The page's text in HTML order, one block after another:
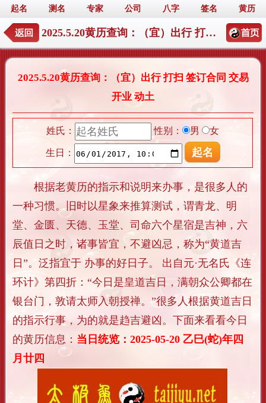
起名 测名 专家 公司 八字 签名 黄历
2025.5.20黄历查询：（宜）出行 打扫 签订合同 交易 开业 动土
2025.5.20黄历查询：（宜）出行 打扫 签订合同 交易
开业 动土
姓氏： 性别： 男 女
生日：
根据老黄历的指示和说明来办事，是很多人的
一种习惯。旧时以星象来推算测试，谓青龙、明
堂、金匮、天德、玉堂、司命六个星宿是吉神，六
辰值日之时，诸事皆宜，不避凶忌，称为“黄道吉
日”。泛指宜于 办事的好日子。 出自元·无名氏《连
环计》第四折：“今日是皇道吉日，满朝众公卿都在
银台门，敦请太师入朝授禅。”很多人根据黄道吉日
的指示行事，为的就是趋吉避凶。下面来看看今日
的黄历信息： 当日统览：2025-05-20 乙巳(蛇)年四
月廿四